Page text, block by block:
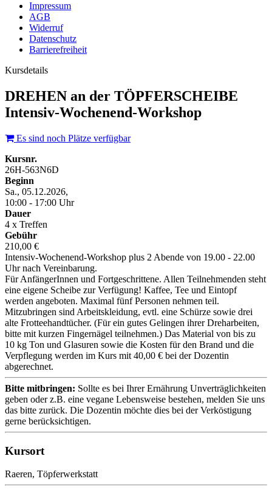
Impressum
AGB
Widerruf
Datenschutz
Barrierefreiheit
Kursdetails
DREHEN an der TÖPFERSCHEIBE
Intensiv-Wochenend-Workshop
Es sind noch Plätze verfügbar
Kursnr.
26H-563N6D
Beginn
Sa., 05.12.2026,
10:00 - 17:00 Uhr
Dauer
4 x Treffen
Gebühr
210,00 €
Intensiv-Wochenend-Workshop plus 2 Abende von 19.00 - 22.00
Uhr nach Vereinbarung.
Für AnfängerInnen und Fortgeschrittene. Allen Teilnehmenden steht
eine eigene Scheibe zur Verfügung! Kaffee, Tee und Eintopf
werden angeboten. Maximal fünf Personen nehmen teil.
Mitzubringen sind Arbeitskleidung, evtl. eine Schürze sowie drei
alte Frotteehandtücher. (Für ein gutes Gelingen ihrer Dreharbeiten,
bitte mit kurzen Fingernägel teilnehmen.) Das Material von bis zu
10 kg Ton und Glasuren sowie die Kosten für den Brand und die
Verpflegung werden im Kurs mit 40,00 € bei der Dozentin
abgerechnet.
Bitte mitbringen: Sollte es bei Ihrer Ernährung Unverträglichkeiten
geben oder z.B. eine vegane Lebensweise bestehen, melden Sie uns
das bitte zurück. Die Dozentin möchte dies bei der Verköstigung
gerne berücksichtigen.
Kursort
Raeren, Töpferwerkstatt